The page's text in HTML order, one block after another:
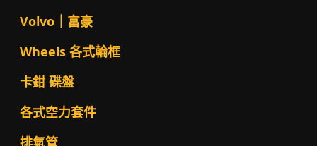
Volvo｜富豪
Wheels 各式輪框
卡鉗 碟盤
各式空力套件
排氣管